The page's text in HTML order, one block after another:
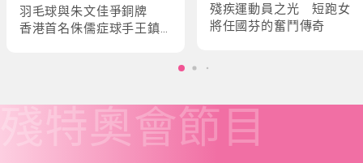
羽毛球與朱文佳爭銅牌
香港首名侏儒症球手王鎮
殘疾運動員之光 短跑女
將任國芬的奮鬥傳奇
殘特奧會節目